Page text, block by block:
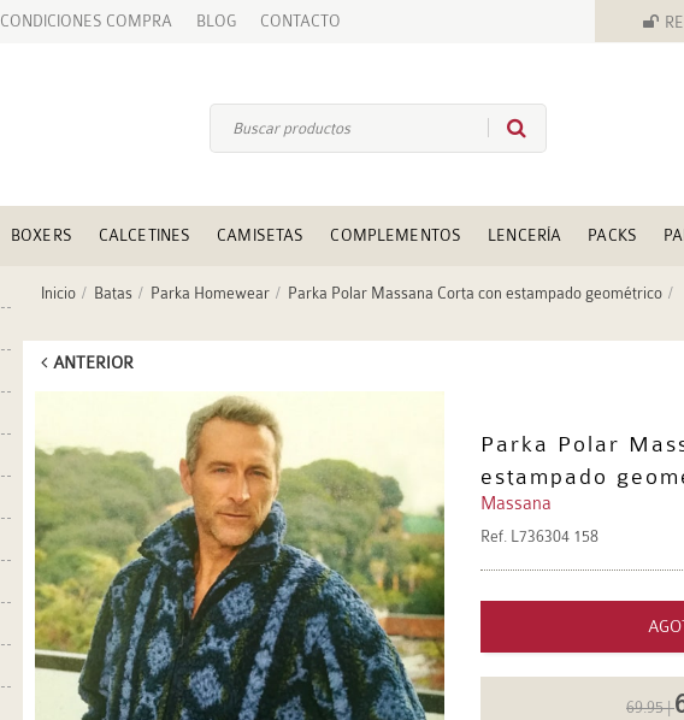
CONDICIONES COMPRA BLOG CONTACTO
BOXERS CALCETINES CAMISETAS COMPLEMENTOS LENCERÍA PACKS
Inicio Batas Parka Homewear Parka Polar Massana Corta con estampado geométrico
ANTERIOR
Parka Polar
estampado
Massana
Ref. L736304 158
69.95 |